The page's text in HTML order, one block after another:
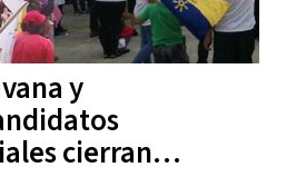
y
cierran